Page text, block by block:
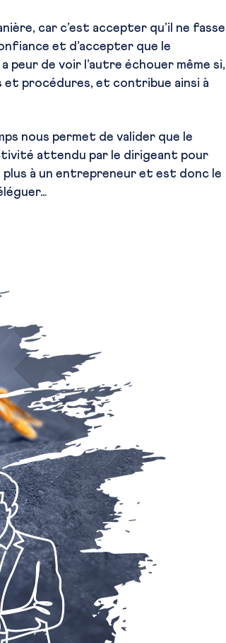
car c’est accepter qu’il ne fasse
et d’accepter que le
de voir l’autre échouer même si,
et procédures, et contribue ainsi à
nous permet de valider que le
attendu par le dirigeant pour
plus à un entrepreneur et est donc le